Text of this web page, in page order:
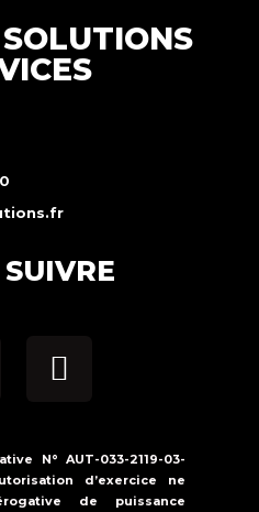
N° AUT-033-2119-03-
d’exercice ne
de puissance